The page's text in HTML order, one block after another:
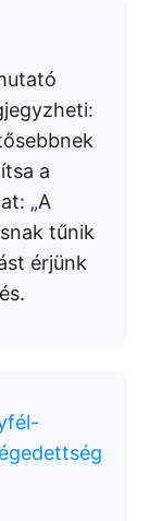
a
„A
tűnik
érjünk